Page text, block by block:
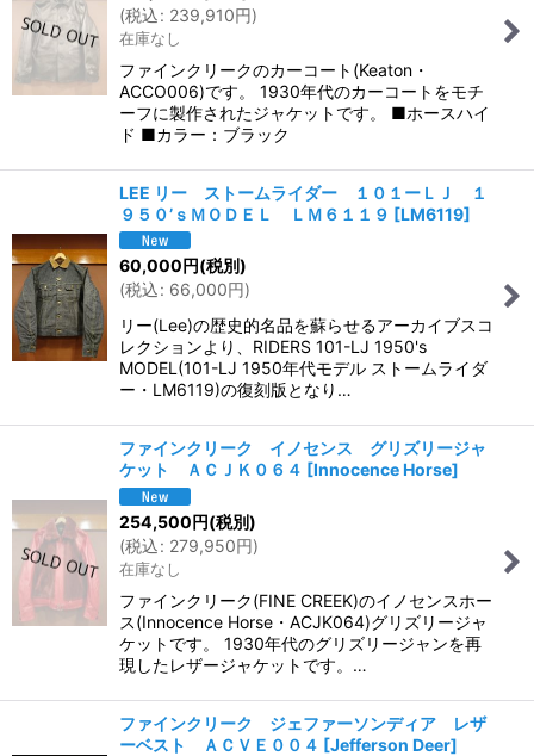
(税込: 239,910円)
在庫なし
ファインクリークのカーコート(Keaton・
ACCO006)です。 1930年代のカーコートをモチ
ーフに製作されたジャケットです。 ■ホースハイ
ド ■カラー：ブラック
LEE リー ストームライダー １０１ーＬＪ １
９５０’ｓＭＯＤＥＬ ＬＭ６１１９ [LM6119]
60,000円(税別)
(税込: 66,000円)
リー(Lee)の歴史的名品を蘇らせるアーカイブスコ
レクションより、RIDERS 101-LJ 1950's
MODEL(101-LJ 1950年代モデル ストームライダ
ー・LM6119)の復刻版となり…
ファインクリーク イノセンス グリズリージャ
ケット ＡＣＪＫ０６４ [Innocence Horse]
254,500円(税別)
(税込: 279,950円)
在庫なし
ファインクリーク(FINE CREEK)のイノセンスホー
ス(Innocence Horse・ACJK064)グリズリージャ
ケットです。 1930年代のグリズリージャンを再
現したレザージャケットです。…
ファインクリーク ジェファーソンディア レザ
ーベスト ＡＣＶＥ００４ [Jefferson Deer]